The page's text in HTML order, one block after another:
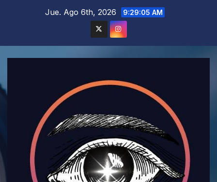
Jue. Ago 6th, 2026 9:29:07 AM